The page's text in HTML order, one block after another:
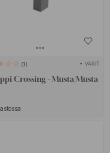
1 + VÄRIT
Crossing - Musta/Musta